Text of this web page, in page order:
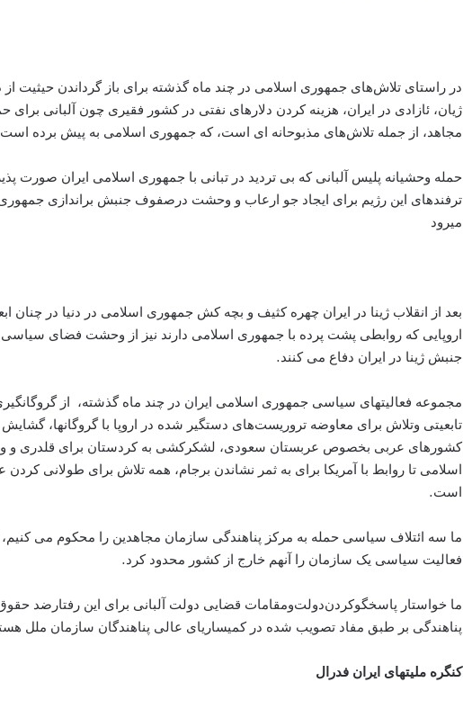
در راستای تلاش‌های جمهوری اسلامی در چند ماه گذشته برای باز گرداندن حیثیت
ژیان، ئازادی در ایران، هزینه کردن دلارهای نفتی در کشور فقیری چون آلبانی برای
مجاهد، از جمله تلاش‌های مذبوحانه ای است، که جمهوری اسلامی به پیش برده
حملە وحشیانە پلیس آلبانی کە بی تردید در تبانی با جمهوری اسلامی ایران صورت
ترفندهای این رژیم برای ایجاد جو ارعاب و وحشت درصفوف جنبش براندازی
میرود
بعد از انقلاب ژینا در ایران چهره کثیف و بچه کش جمهوری اسلامی در دنیا در چنان
اروپایی که روابطی پشت پرده با جمهوری اسلامی دارند نیز از وحشت فضای سیاسی
جنبش ژینا در ایران دفاع می کنند.
مجموعه فعالیتهای سیاسی جمهوری اسلامی ایران در چند ماه گذشته، از
تابعیتی وتلاش برای معاوضه تروریست‌های دستگیر شده در اروپا با گروگانها، گشایش
کشورهای عربی بخصوص عربستان سعودی، لشکرکشی به کردستان برای قلدری
اسلامی تا روابط با آمریکا برای به ثمر نشاندن برجام، همه تلاش برای طولانی
است.
ما سه ائتلاف سیاسی حمله به مرکز پناهندگی سازمان مجاهدین را محکوم می
فعالیت سیاسی یک سازمان را آنهم خارج از کشور محدود کرد.
ما خواستار پاسخگو‌کردن‌دولت‌و‌مقامات قضایی دولت آلبانی برای این رفتارضد
پناهندگی بر طبق مفاد تصویب شده در کمیساریای عالی پناهندگان سازمان ملل
کنگره ملیتهای ایران فدرال